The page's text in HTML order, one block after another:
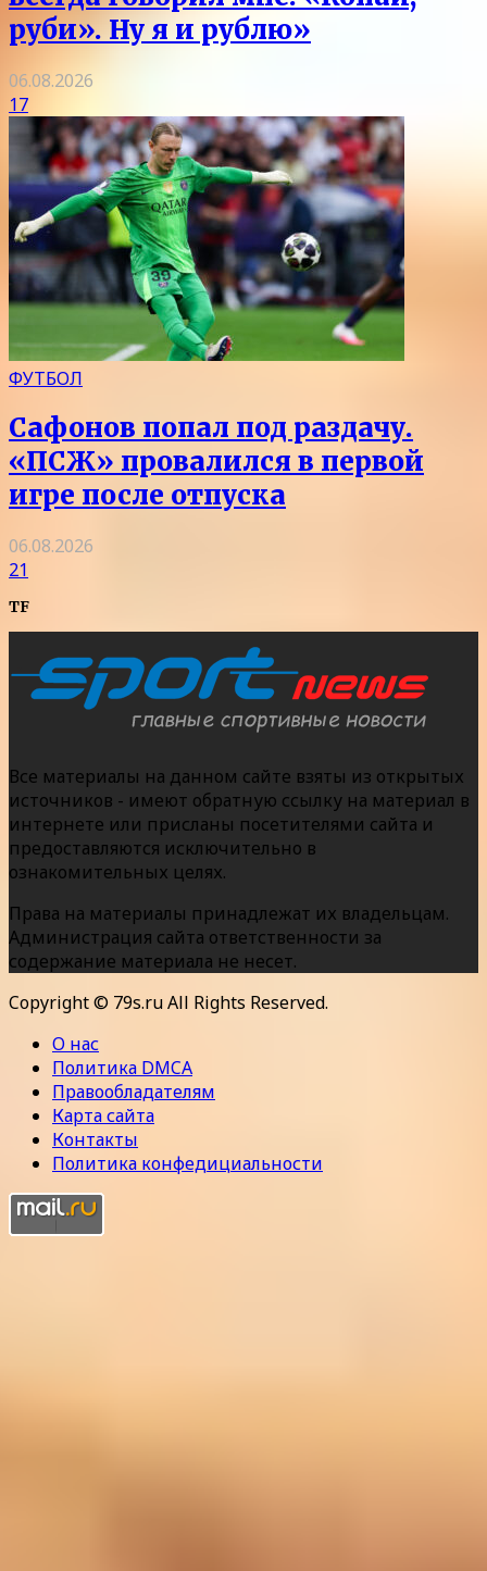
руби». Ну я и рублю»
06.08.2026
17
ФУТБОЛ
Сафонов попал под раздачу.
«ПСЖ» провалился в первой
игре после отпуска
06.08.2026
21
TF
Все материалы на данном сайте взяты из открытых
источников - имеют обратную ссылку на материал в
интернете или присланы посетителями сайта и
предоставляются исключительно в
ознакомительных целях.
Права на материалы принадлежат их владельцам.
Администрация сайта ответственности за
содержание материала не несет.
Copyright © 79s.ru All Rights Reserved.
О нас
Политика DMCA
Правообладателям
Карта сайта
Контакты
Политика конфедициальности